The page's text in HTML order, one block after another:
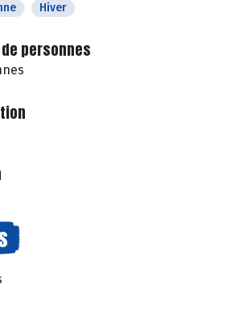
Hiver
personnes